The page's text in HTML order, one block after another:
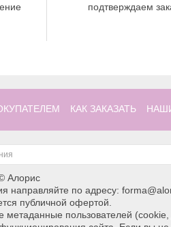
подтверждаем
КАК ЗАКАЗАТЬ
Алорис
направляйте по адресу:
публичной офертой.
пользователей